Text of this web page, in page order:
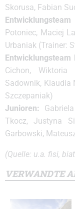
Skorusa, Fabian
Potoniec, Maciej
Urbaniak (Trainer:
Entwicklungsteam
Cichon, Wiktoria
Sadownik, Klaudia
Szczepaniak)
Junioren:
Tkocz, Justyna
Garbowski,
(Quelle: u.a. fisi,
VERWANDTE